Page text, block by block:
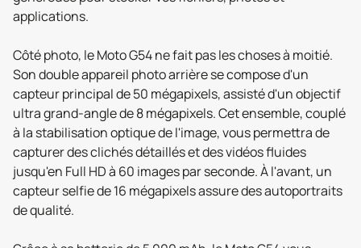
applications.
Côté photo, le Moto G54 ne fait pas les choses à moitié.
Son double appareil photo arrière se compose d'un
capteur principal de 50 mégapixels, assisté d'un objectif
ultra grand-angle de 8 mégapixels. Cet ensemble, couplé
à la stabilisation optique de l'image, vous permettra de
capturer des clichés détaillés et des vidéos fluides
jusqu'en Full HD à 60 images par seconde. À l'avant, un
capteur selfie de 16 mégapixels assure des autoportraits
de qualité.